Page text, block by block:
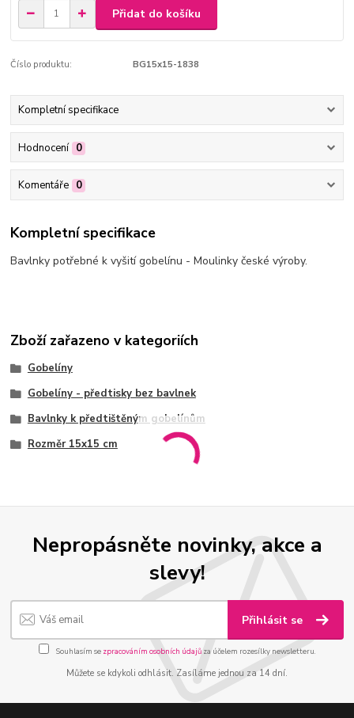
Přidat do košíku
Číslo produktu: BG15x15-1838
Kompletní specifikace
Hodnocení 0
Komentáře 0
Kompletní specifikace
Bavlnky potřebné k vyšití gobelínu - Moulinky české výroby.
Zboží zařazeno v kategoriích
Gobelíny
Gobelíny - předtisky bez bavlnek
Bavlnky k předtištěným gobelínům
Rozměr 15x15 cm
Nepropásněte novinky, akce a
slevy!
Přihlásit se
Souhlasím se zpracováním osobních údajůza účelem rozesílky newsletteru.
Můžete se kdykoli odhlásit. Zasíláme jednou za 14 dní.